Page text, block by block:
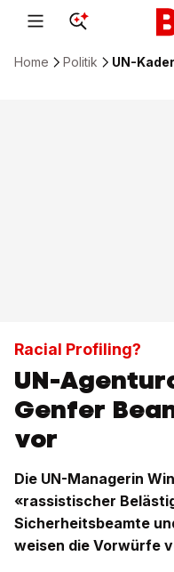
Home Politik UN-
Racial Profiling?
UN-
Genfer
vor
Die UN-Managerin
«rassistischer
Sicherheitsbeamte
weisen die Vorwürfe